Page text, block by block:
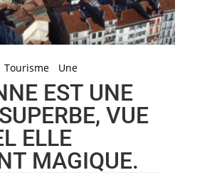
Tourisme Une
EST UNE
VUE
ELLE
MAGIQUE.